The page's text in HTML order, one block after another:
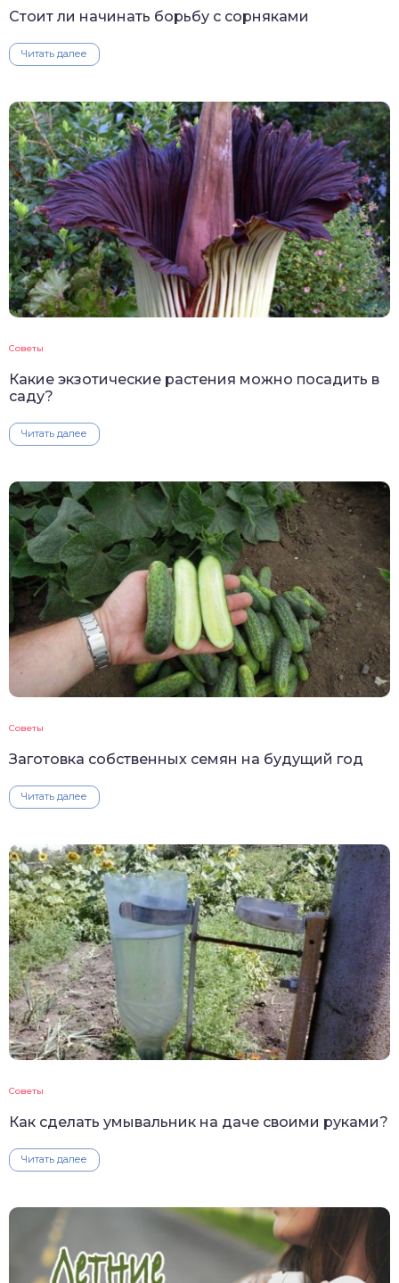
Стоит ли начинать борьбу с сорняками
Читать далее
Советы
Какие экзотические растения можно посадить в
саду?
Читать далее
Советы
Заготовка собственных семян на будущий год
Читать далее
Советы
Как сделать умывальник на даче своими руками?
Читать далее